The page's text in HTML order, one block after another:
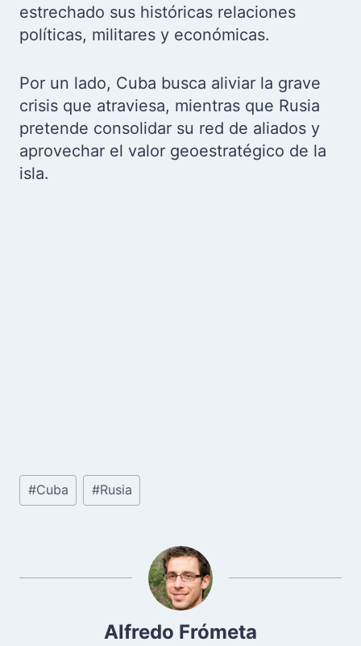
estrechado sus históricas relaciones
políticas, militares y económicas.
Por un lado, Cuba busca aliviar la grave
crisis que atraviesa, mientras que Rusia
pretende consolidar su red de aliados y
aprovechar el valor geoestratégico de la
isla.
Etiquetas
de
#Cuba #Rusia
Alfredo Frómeta